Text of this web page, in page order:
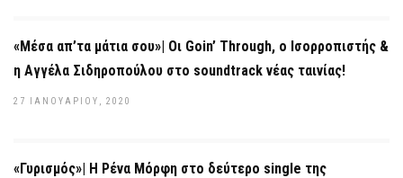
«Μέσα απ’τα μάτια σου»| Οι Goin’ Through, ο Ισορροπιστής &
η Αγγέλα Σιδηροπούλου στο soundtrack νέας ταινίας!
27 ΙΑΝΟΥΑΡΊΟΥ, 2020
«Γυρισμός»| Η Ρένα Μόρφη στο δεύτερο single της